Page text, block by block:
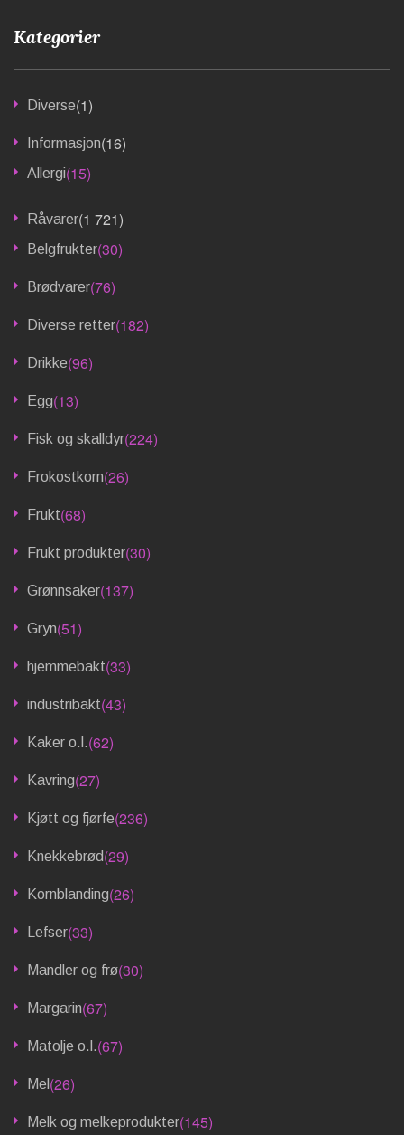
Kategorier
Diverse(1)
Informasjon(16)
Allergi(15)
Råvarer(1 721)
Belgfrukter(30)
Brødvarer(76)
Diverse retter(182)
Drikke(96)
Egg(13)
Fisk og skalldyr(224)
Frokostkorn(26)
Frukt(68)
Frukt produkter(30)
Grønnsaker(137)
Gryn(51)
hjemmebakt(33)
industribakt(43)
Kaker o.l.(62)
Kavring(27)
Kjøtt og fjørfe(236)
Knekkebrød(29)
Kornblanding(26)
Lefser(33)
Mandler og frø(30)
Margarin(67)
Matolje o.l.(67)
Mel (26)
Melk og melkeprodukter(145)